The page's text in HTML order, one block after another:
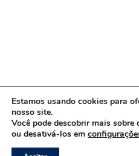
Copyright © 2026
Estamos usando cookies para
nosso site.
Você pode descobrir mais
ou desativá-los em